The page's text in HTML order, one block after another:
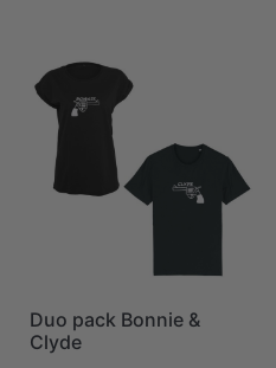
Duo pack Bonnie &
Clyde